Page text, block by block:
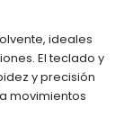
ideales
El teclado y
y precisión
movimientos